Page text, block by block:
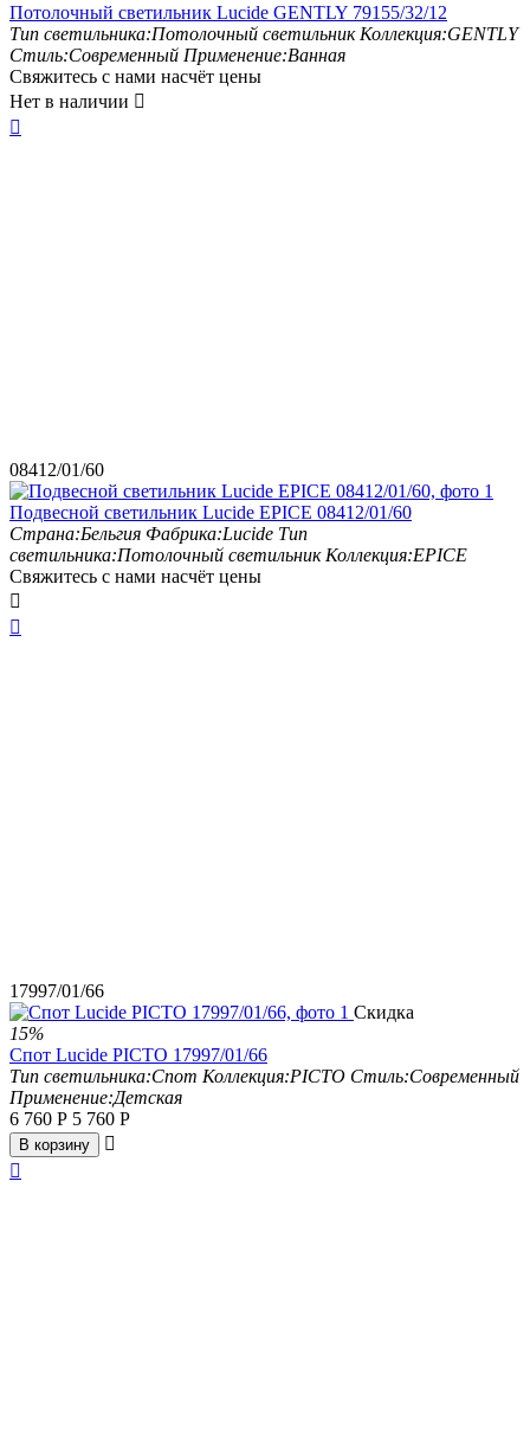
Потолочный светильник Lucide GENTLY 79155/32/12
Тип светильника:Потолочный светильник Коллекция:GENTLY
Стиль:Современный Применение:Ванная
Свяжитесь с нами насчёт цены
Нет в наличии 

08412/01/60
Подвесной светильник Lucide EPICE 08412/01/60
Страна:Бельгия Фабрика:Lucide Тип
светильника:Потолочный светильник Коллекция:EPICE
Свяжитесь с нами насчёт цены


17997/01/66
Скидка
15%
Спот Lucide PICTO 17997/01/66
Тип светильника:Спот Коллекция:PICTO Стиль:Современный
Применение:Детская
6 760 Р 5 760 Р
В корзину

